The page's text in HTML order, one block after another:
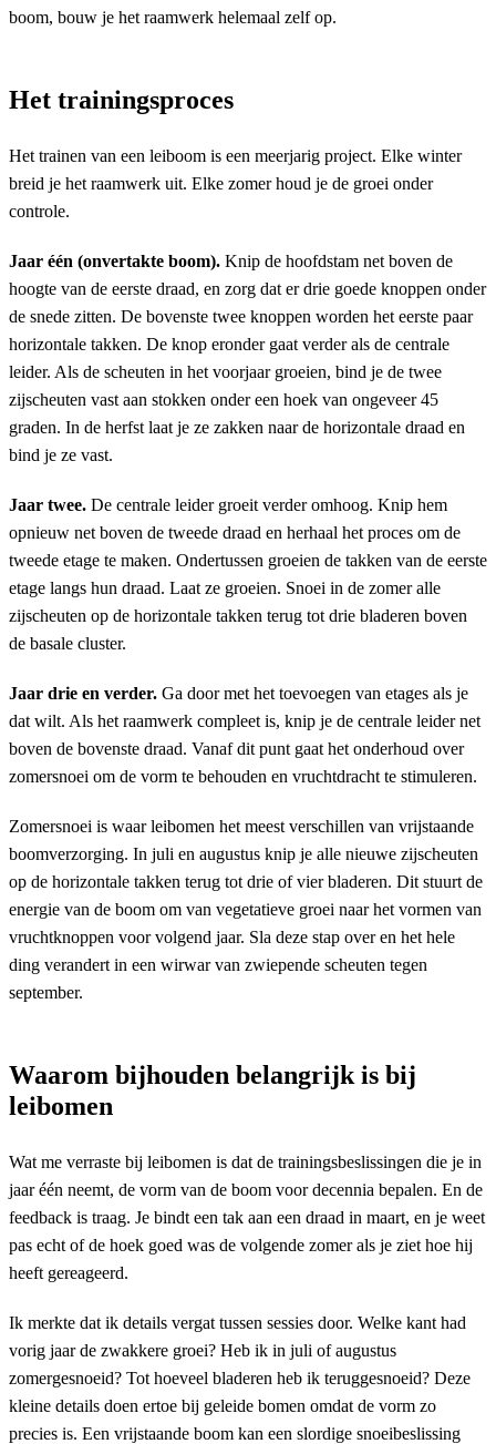
boom, bouw je het raamwerk helemaal zelf op.
Het trainingsproces
Het trainen van een leiboom is een meerjarig project. Elke winter
breid je het raamwerk uit. Elke zomer houd je de groei onder
controle.
Jaar één (onvertakte boom). Knip de hoofdstam net boven de
hoogte van de eerste draad, en zorg dat er drie goede knoppen onder
de snede zitten. De bovenste twee knoppen worden het eerste paar
horizontale takken. De knop eronder gaat verder als de centrale
leider. Als de scheuten in het voorjaar groeien, bind je de twee
zijscheuten vast aan stokken onder een hoek van ongeveer 45
graden. In de herfst laat je ze zakken naar de horizontale draad en
bind je ze vast.
Jaar twee. De centrale leider groeit verder omhoog. Knip hem
opnieuw net boven de tweede draad en herhaal het proces om de
tweede etage te maken. Ondertussen groeien de takken van de eerste
etage langs hun draad. Laat ze groeien. Snoei in de zomer alle
zijscheuten op de horizontale takken terug tot drie bladeren boven
de basale cluster.
Jaar drie en verder. Ga door met het toevoegen van etages als je
dat wilt. Als het raamwerk compleet is, knip je de centrale leider net
boven de bovenste draad. Vanaf dit punt gaat het onderhoud over
zomersnoei om de vorm te behouden en vruchtdracht te stimuleren.
Zomersnoei is waar leibomen het meest verschillen van vrijstaande
boomverzorging. In juli en augustus knip je alle nieuwe zijscheuten
op de horizontale takken terug tot drie of vier bladeren. Dit stuurt de
energie van de boom om van vegetatieve groei naar het vormen van
vruchtknoppen voor volgend jaar. Sla deze stap over en het hele
ding verandert in een wirwar van zwiepende scheuten tegen
september.
Waarom bijhouden belangrijk is bij
leibomen
Wat me verraste bij leibomen is dat de trainingsbeslissingen die je in
jaar één neemt, de vorm van de boom voor decennia bepalen. En de
feedback is traag. Je bindt een tak aan een draad in maart, en je weet
pas echt of de hoek goed was de volgende zomer als je ziet hoe hij
heeft gereageerd.
Ik merkte dat ik details vergat tussen sessies door. Welke kant had
vorig jaar de zwakkere groei? Heb ik in juli of augustus
zomergesnoeid? Tot hoeveel bladeren heb ik teruggesnoeid? Deze
kleine details doen ertoe bij geleide bomen omdat de vorm zo
precies is. Een vrijstaande boom kan een slordige snoeibeslissing